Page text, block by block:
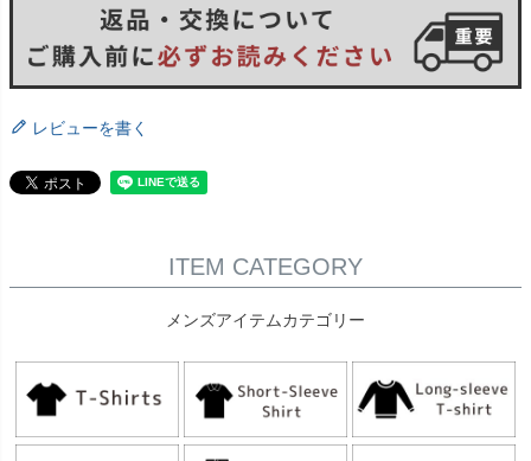
レビューを書く
ITEM CATEGORY
メンズアイテムカテゴリー